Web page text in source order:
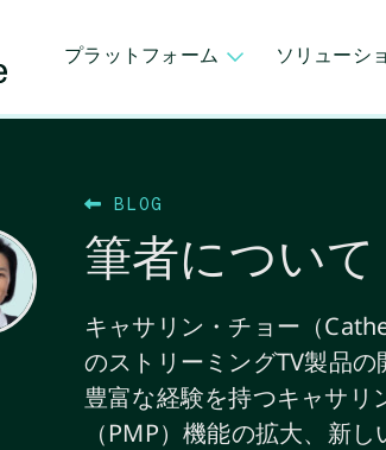
Home page
プラットフォーム ソリューシ
BLOG
筆者につい
キャサリン・チョー（
のストリーミングTV製品
豊富な経験を持つキャサリ
（PMP）機能の拡大、新